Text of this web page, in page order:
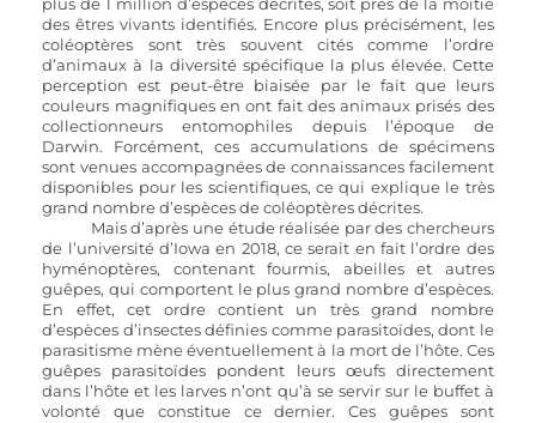
plus de 1 million d’espèces décrites, soit près de la moitié
des êtres vivants identifiés. Encore plus précisément, les
coléoptères sont très souvent cités comme l’ordre
d’animaux à la diversité spécifique la plus élevée. Cette
perception est peut-être biaisée par le fait que leurs
couleurs magnifiques en ont fait des animaux prisés des
collectionneurs entomophiles depuis l’époque de
Darwin. Forcément, ces accumulations de spécimens
sont venues accompagnées de connaissances facilement
disponibles pour les scientifiques, ce qui explique le très
grand nombre d’espèces de coléoptères décrites.
de l’université d’Iowa en 2018, ce serait en fait l’ordre des
hyménoptères, contenant fourmis, abeilles et autres
guêpes, qui comportent le plus grand nombre d’espèces.
En effet, cet ordre contient un très grand nombre
d’espèces d’insectes définies comme parasitoïdes, dont le
parasitisme mène éventuellement à la mort de l’hôte. Ces
guêpes parasitoïdes pondent leurs œufs directement
dans l’hôte et les larves n’ont qu’à se servir sur le buffet à
volonté que constitue ce dernier. Ces guêpes sont